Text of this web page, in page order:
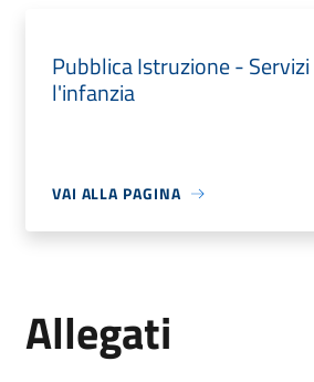
Pubblica Istruzione -
l'infanzia
VAI ALLA PAGINA
Allegati